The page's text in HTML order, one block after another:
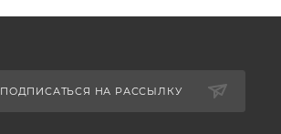
ПОДПИСАТЬСЯ НА РАССЫЛКУ